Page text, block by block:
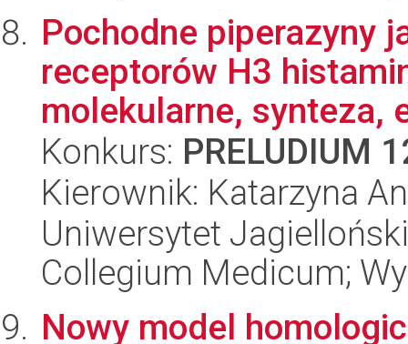
Pochodne piperazyny
receptorów H3
molekularne, synteza,
Konkurs: PRELUDIUM
Kierownik: Katarzyna
Uniwersytet
Collegium Medicum;
Nowy model